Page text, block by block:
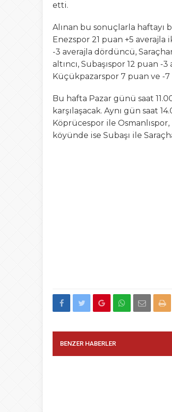
etti.
Alınan bu sonuçlarla haftayı
Enezspor 21 puan +5
-3 averajla dördüncü,
altıncı, Subaşıspor 12 puan
Küçükpazarspor 7 puan ve -7
Bu hafta Pazar günü saat
karşılaşacak. Aynı gün saat
Köprücespor ile Osmanlıspor,
köyünde ise Subaşı ile
BENZER HABERLER